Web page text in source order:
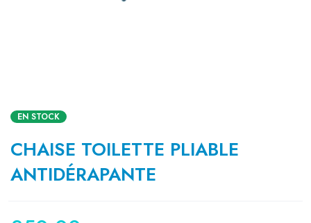
EN STOCK
CHAISE TOILETTE PLIABLE
ANTIDÉRAPANTE